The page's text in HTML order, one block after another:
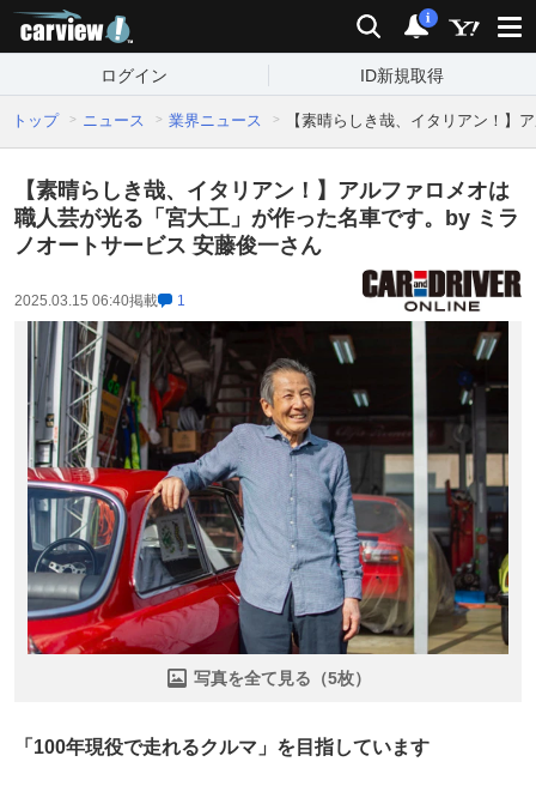
検索 通知
i
ログイン ID新規取得
トップ ニュース 業界ニュース 【素晴らしき哉、イタリアン！】
【素晴らしき哉、イタリアン！】アルファロメオは
職人芸が光る「宮大工」が作った名車です。by ミラ
ノオートサービス 安藤俊一さん
2025.03.15 06:40掲載 1
写真を全て見る（5枚）
「100年現役で走れるクルマ」を目指しています